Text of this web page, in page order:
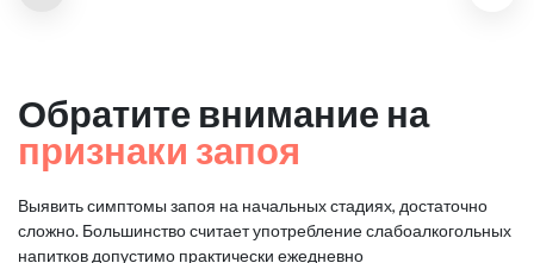
Обратите внимание на
признаки запоя
Выявить симптомы запоя на начальных стадиях, достаточно
сложно. Большинство считает употребление слабоалкогольных
напитков допустимо практически ежедневно